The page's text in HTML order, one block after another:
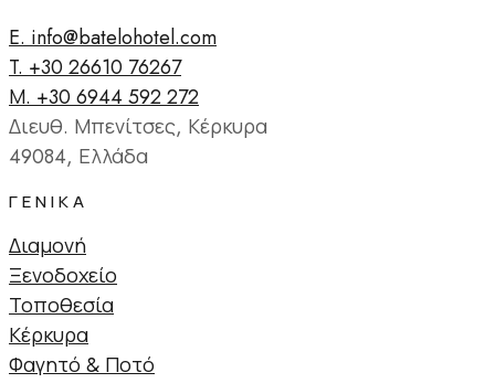
E. info@batelohotel.com
T. +30 26610 76267
Μ. +30 6944 592 272
Διευθ. Μπενίτσες, Κέρκυρα
49084, Ελλάδα
ΓΕΝΙΚΆ
Διαμονή
Ξενοδοχείο
Τοποθεσία
Κέρκυρα
Φαγητό & Ποτό